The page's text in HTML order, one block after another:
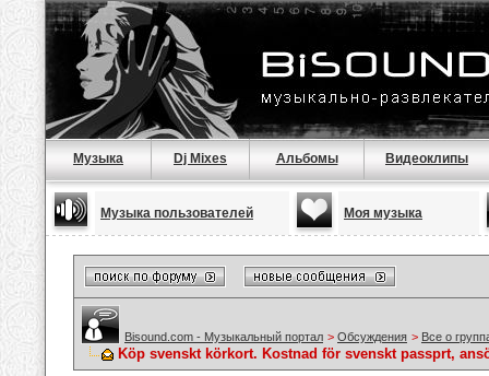
Музыка Dj Mixes Альбомы Видеоклипы
Музыка пользователей Моя музыка
Bisound.com - Музыкальный портал > Обсуждения > Все о
Köp svenskt körkort. Kostnad för svenskt passprt,